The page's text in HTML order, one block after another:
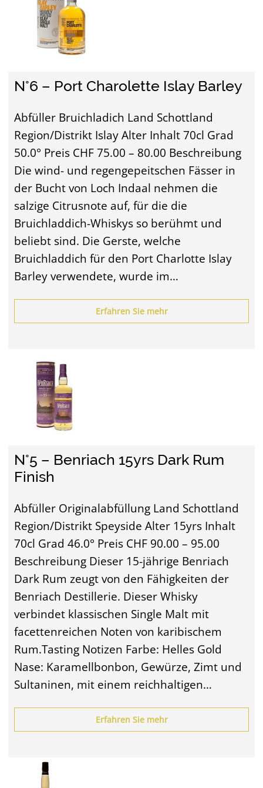
N°6 – Port Charolette Islay Barley
Abfüller Bruichladich Land Schottland
Region/Distrikt Islay Alter Inhalt 70cl Grad
50.0° Preis CHF 75.00 – 80.00 Beschreibung
Die wind- und regengepeitschen Fässer in
der Bucht von Loch Indaal nehmen die
salzige Citrusnote auf, für die die
Bruichladdich-Whiskys so berühmt und
beliebt sind. Die Gerste, welche
Bruichladdich für den Port Charlotte Islay
Barley verwendete, wurde im…
Erfahren Sie mehr
N°5 – Benriach 15yrs Dark Rum
Finish
Abfüller Originalabfüllung Land Schottland
Region/Distrikt Speyside Alter 15yrs Inhalt
70cl Grad 46.0° Preis CHF 90.00 – 95.00
Beschreibung Dieser 15-jährige Benriach
Dark Rum zeugt von den Fähigkeiten der
Benriach Destillerie. Dieser Whisky
verbindet klassischen Single Malt mit
facettenreichen Noten von karibischem
Rum.Tasting Notizen Farbe: Helles Gold
Nase: Karamellbonbon, Gewürze, Zimt und
Sultaninen, mit einem reichhaltigen…
Erfahren Sie mehr